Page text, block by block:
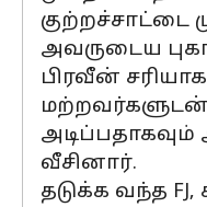
குற்றச்சாட்டை
அவருடைய
பிரவீன்
மற்றவர்களுடன்
வீசினார்.
தடுக்க வந்த